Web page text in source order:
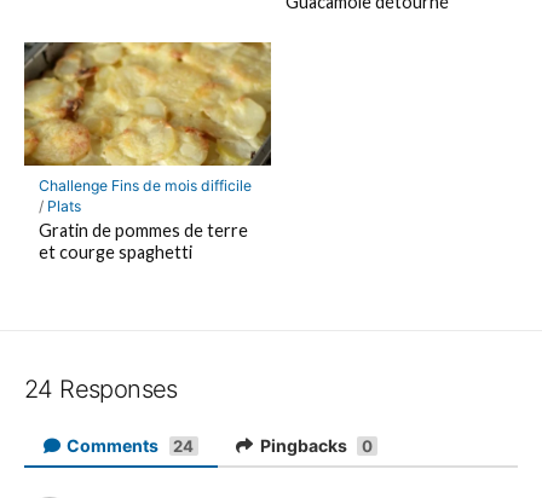
Challenge Fins de mois difficile
/ Plats
Gratin de pommes de terre
et courge spaghetti
24 Responses
Comments 24 Pingbacks 0